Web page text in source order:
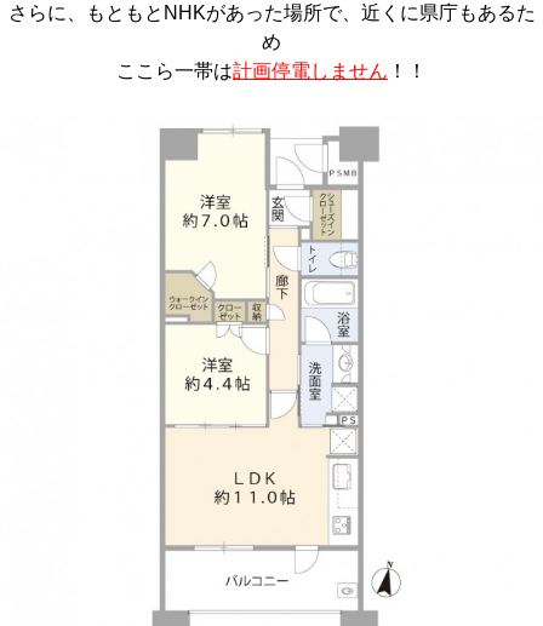
さらに、もともとNHKがあった場所で、近くに県庁もあるた
め
ここら一帯は計画停電しません ！！